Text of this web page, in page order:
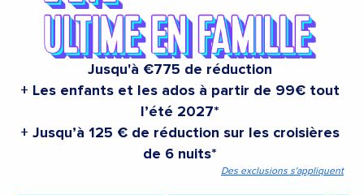
Jusqu'à €775 de réduction
+ Les enfants et les ados à partir de 99€ tout
l’été 2027*
+ Jusqu’à 125 € de réduction sur les croisières
de 6 nuits*
Des exclusions s'appliquent